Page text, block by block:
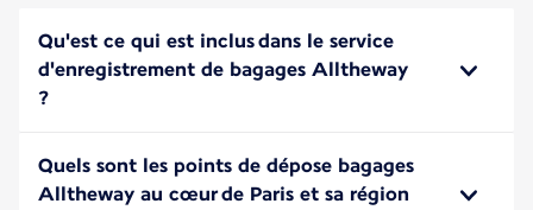
Qu'est ce qui est inclus dans le service
d'enregistrement de bagages Alltheway
?
Quels sont les points de dépose bagages
Alltheway au cœur de Paris et sa région